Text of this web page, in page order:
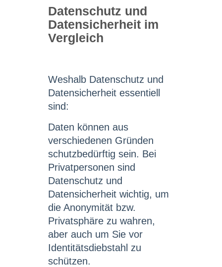
Datenschutz und
Datensicherheit im
Vergleich
Weshalb Datenschutz und
Datensicherheit essentiell
sind:
Daten können aus
verschiedenen Gründen
schutzbedürftig sein. Bei
Privatpersonen sind
Datenschutz und
Datensicherheit wichtig, um
die Anonymität bzw.
Privatsphäre zu wahren,
aber auch um Sie vor
Identitätsdiebstahl zu
schützen.